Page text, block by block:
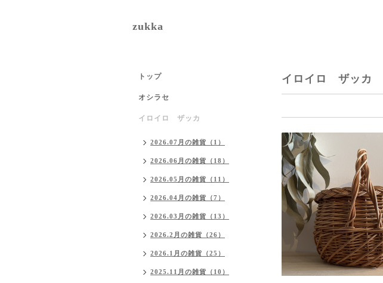
zukka
イロイロ ザッカ
トップ
オシラセ
イロイロ ザッカ
2026.07月の雑貨（1）
2026.06月の雑貨（18）
2026.05月の雑貨（11）
2026.04月の雑貨（7）
2026.03月の雑貨（13）
2026.2月の雑貨（26）
2026.1月の雑貨（25）
2025.11月の雑貨（10）